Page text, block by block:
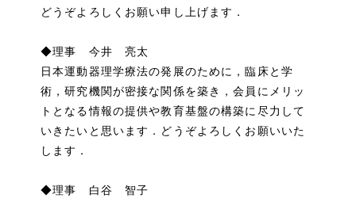
どうぞよろしくお願い申し上げます．
◆理事 今井 亮太
日本運動器理学療法の発展のために，臨床と学
術，研究機関が密接な関係を築き，会員にメリッ
トとなる情報の提供や教育基盤の構築に尽力して
いきたいと思います．どうぞよろしくお願いいた
します．
◆理事 白谷 智子